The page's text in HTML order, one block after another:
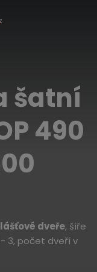
šatní
490
dveře, šíře
3, počet dveří v